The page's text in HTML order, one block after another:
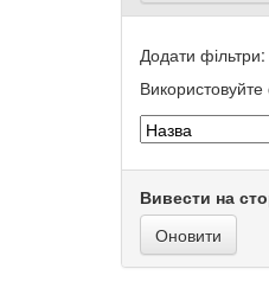
Додати фільтри:
Вивести на